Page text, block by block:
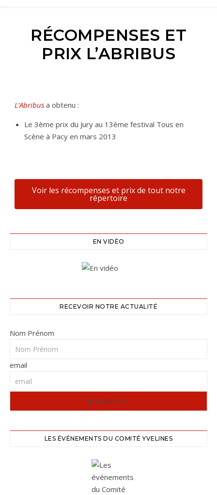
RÉCOMPENSES ET
PRIX L’ABRIBUS
L’Abribus a obtenu :
Le 3ème prix du Jury au 13ème festival Tous en
Scène à Pacy en mars 2013
Voir les récompenses et prix de tout notre
répertoire
EN VIDÉO
RECEVOIR NOTRE ACTUALITÉ
Nom Prénom
email
LES ÉVÉNEMENTS DU COMITÉ YVELINES